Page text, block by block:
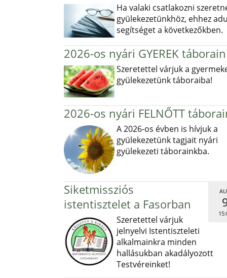
Ha valaki csatlakozni
gyülekezetünkhöz, ehhez
segítséget a következőkben.
2026-os nyári GYEREK
Szeretettel várjuk a
gyülekezetünk táboraiba!
2026-os nyári FELNŐTT
A 2026-os évben is hívjuk a
gyülekezetünk tagjait nyári
gyülekezeti táborainkba.
Siketmissziós
istentisztelet a Fasorban
Szeretettel várjuk
jelnyelvi Istentiszteleti
alkalmainkra minden
hallásukban akadályozott
Testvéreinket!